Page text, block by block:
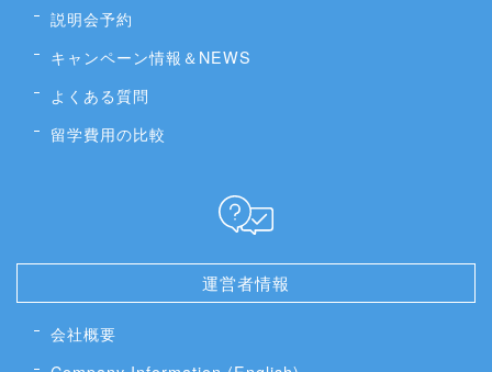
説明会予約
キャンペーン情報＆NEWS
よくある質問
留学費用の比較
運営者情報
会社概要